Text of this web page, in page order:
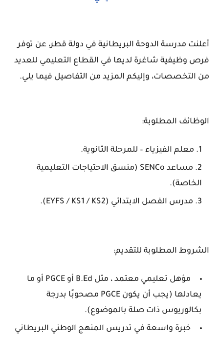
أعلنت مدرسة الدوحة البريطانية في دولة قطر، عن توفر
فرص وظيفية شاغرة لديها في القطاع التعليمي للعديد
من التخصصات، وإليكم المزيد من التفاصيل فيما يلي.
الوظائف المطلوبة:
معلم الفيزياء – للمرحلة الثانوية.
مساعد SENCo (منسق الاحتياجات التعليمية
الخاصة).
مدرس الفصل الابتدائي (EYFS / KS1 / KS2).
الشروط المطلوبة للتقديم:
مؤهل تعليمي معتمد ، مثل B.Ed أو PGCE أو ما
يعادلها (يجب أن يكون PGCE مصحوبًا بدرجة
بكالوريوس ذات صلة بالموضوع).
خبرة واسعة في تدريس المنهج الوطني البريطاني